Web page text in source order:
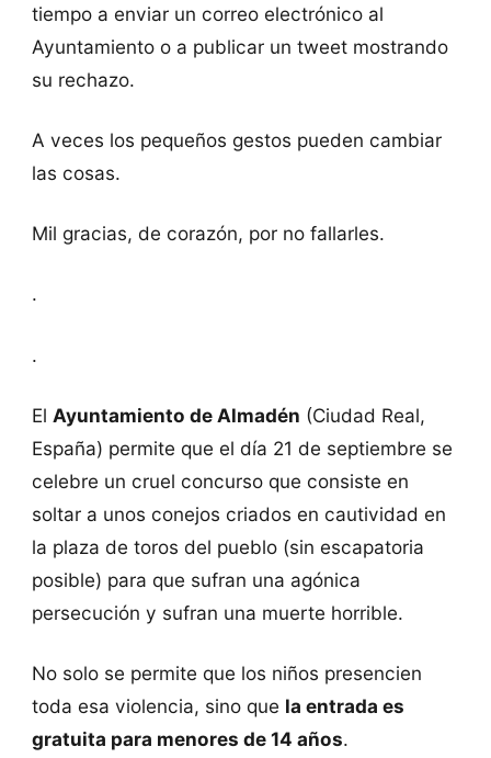
tiempo a enviar un correo electrónico al
Ayuntamiento o a publicar un tweet mostrando
su rechazo.
A veces los pequeños gestos pueden cambiar
las cosas.
Mil gracias, de corazón, por no fallarles.
.
.
El Ayuntamiento de Almadén (Ciudad Real,
España) permite que el día 21 de septiembre se
celebre un cruel concurso que consiste en
soltar a unos conejos criados en cautividad en
la plaza de toros del pueblo (sin escapatoria
posible) para que sufran una agónica
persecución y sufran una muerte horrible.
No solo se permite que los niños presencien
toda esa violencia, sino que la entrada es
gratuita para menores de 14 años.